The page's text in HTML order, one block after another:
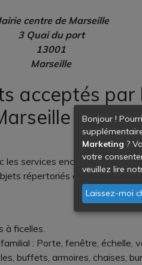
centre de Marseille
3 Quai du port
13001
Marseille
acceptés par
services encombrants de la
répertoriés comme étant
à ficelles.
: Porte, fenêtre, échelle,
buffets, armoires, chaises,
Bonjour !
Marketing ?
votre
veuillez lire
Laissez-moi